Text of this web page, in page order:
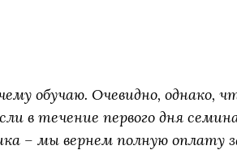
обучаю. Очевидно, однако,
в течение первого дня
– мы вернем полную оплату